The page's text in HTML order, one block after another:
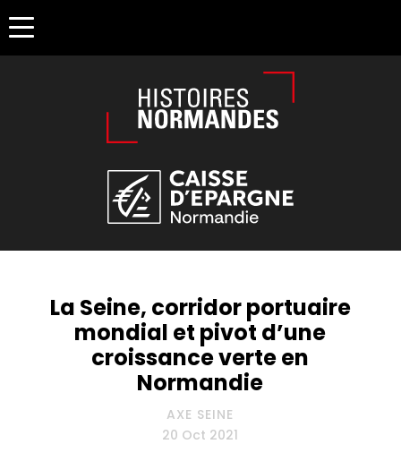
La Seine, corridor portuaire
mondial et pivot d’une
croissance verte en
Normandie
AXE SEINE
20 Oct 2021